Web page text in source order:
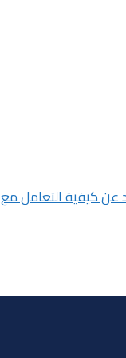
عن كيفية التعامل مع